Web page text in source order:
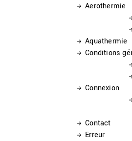
Aerothermie
Aquathermie
Conditions
Connexion
Contact
Erreur